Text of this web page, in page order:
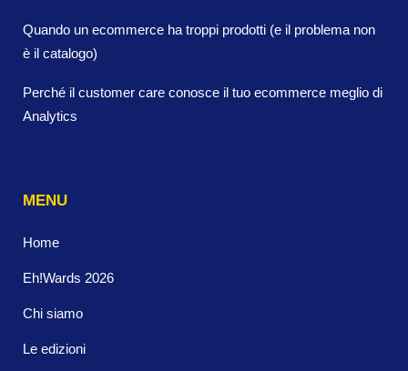
Quando un ecommerce ha troppi prodotti (e il problema non
è il catalogo)
Perché il customer care conosce il tuo ecommerce meglio di
Analytics
MENU
Home
Eh!Wards 2026
Chi siamo
Le edizioni